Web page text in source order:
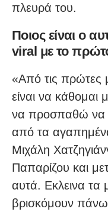
πλευρά του.
Ποιος είναι ο
viral με το
«Από τις πρώτες
είναι να κάθομαι
να προσπαθώ να
από τα
Μιχάλη
Παπαρίζου και
αυτά. Εκλεινα τα
βρισκόμουν πάνω